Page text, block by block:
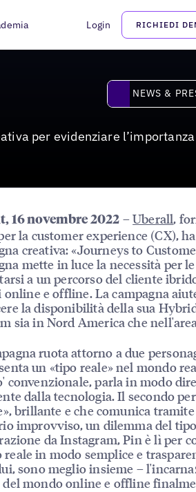
Login RICHIEDI
per evidenziare l’importanza di
News
NEWS &
per evidenziare
16 novembre 2022 –Uberall,
la customer experience (CX),
creativa: «Journeys to
mette in luce la necessità per
a un percorso del cliente
online e offline. La campagna
la disponibilità della sua
sia in Nord America che
ruota attorno a due
un «tipo reale» nel mondo
convenzionale, parla in modo
dalla tecnologia. Il secondo
brillante e che comunica
improvviso, un dilemma del
da Instagram, Pin è lì per
in modo semplice e
sono meglio insieme –
del mondo online e offline